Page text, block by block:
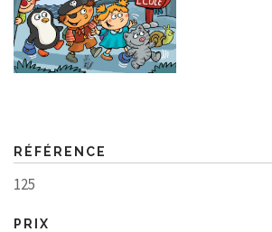
RÉFÉRENCE
125
PRIX